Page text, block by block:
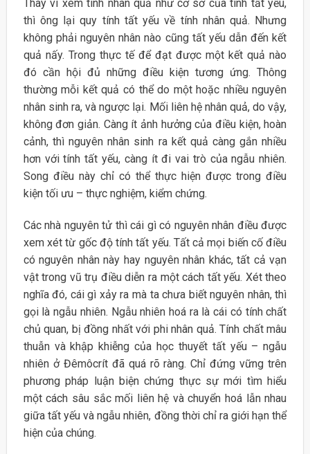
Thay vì xem tính nhân quả như cơ sở của tính tất yếu,
thì ông lại quy tính tất yếu về tính nhân quả. Nhưng
không phải nguyên nhân nào cũng tất yếu dẫn đến kết
quả nấy. Trong thực tế để đạt được một kết quả nào
đó cần hội đủ những điều kiện tương ứng. Thông
thường mỗi kết quả có thể do một hoặc nhiều nguyên
nhân sinh ra, và ngược lại. Mối liên hệ nhân quả, do vậy,
không đơn giản. Càng ít ảnh hưởng của điều kiện, hoàn
cảnh, thì nguyên nhân sinh ra kết quả càng gắn nhiều
hơn với tính tất yếu, càng ít đi vai trò của ngẫu nhiên.
Song điều này chỉ có thể thực hiện được trong điều
kiện tối ưu – thực nghiệm, kiểm chứng.
Các nhà nguyên tử thì cái gì có nguyên nhân điều được
xem xét từ gốc độ tính tất yếu. Tất cả mọi biến cố điều
có nguyên nhân này hay nguyên nhân khác, tất cả vạn
vật trong vũ trụ điều diễn ra một cách tất yếu. Xét theo
nghĩa đó, cái gì xảy ra mà ta chưa biết nguyên nhân, thì
gọi là ngẫu nhiên. Ngẫu nhiên hoá ra là cái có tính chất
chủ quan, bị đồng nhất với phi nhân quả. Tính chất mâu
thuẫn và khập khiễng của học thuyết tất yếu – ngẫu
nhiên ở Đêmôcrít đã quá rõ ràng. Chỉ đứng vững trên
phương pháp luận biện chứng thực sự mới tìm hiểu
một cách sâu sắc mối liên hệ và chuyển hoá lẫn nhau
giữa tất yếu và ngẫu nhiên, đồng thời chỉ ra giới hạn thể
hiện của chúng.